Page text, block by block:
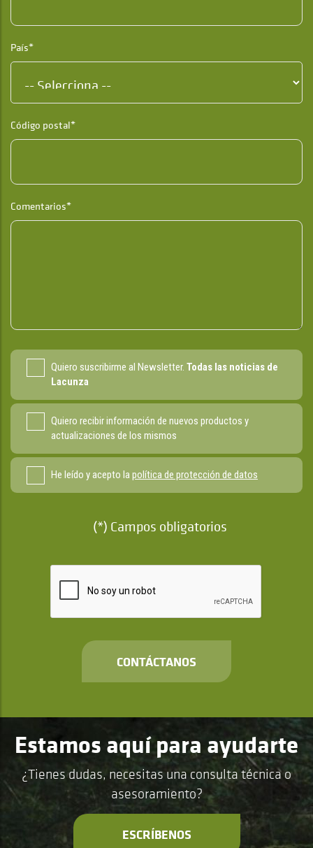
País*
Código postal*
Comentarios*
Quiero suscribirme al Newsletter. Todas las noticias de
Lacunza
Quiero recibir información de nuevos productos y
actualizaciones de los mismos
He leído y acepto lapolítica de protección de datos
(*) Campos obligatorios
CONTÁCTANOS
Estamos aquí para ayudarte
¿Tienes dudas, necesitas una consulta técnica o
asesoramiento?
ESCRÍBENOS